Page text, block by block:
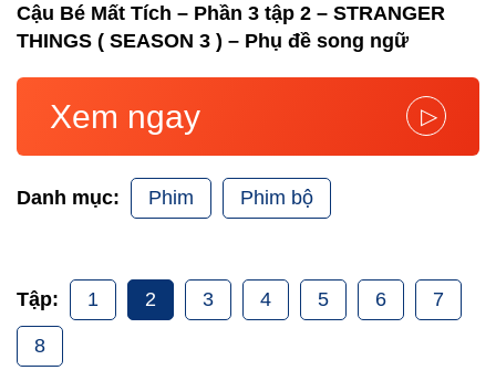
Cậu Bé Mất Tích – Phần 3 tập 2 – STRANGER
THINGS ( SEASON 3 ) – Phụ đề song ngữ
Danh mục: Phim Phim bộ
Xem ngay ▷
Tập: 1 2 3 4 5 6 7
8